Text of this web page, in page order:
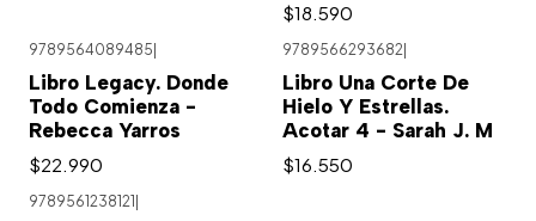
$18.590
9789564089485
Libro Legacy. Donde
Todo Comienza -
Rebecca Yarros
$22.990
9789566293682
Libro Una Corte De
Hielo Y Estrellas.
Acotar 4 - Sarah J. M
$16.550
9789561238121